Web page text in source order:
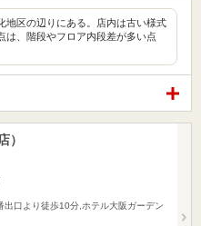
地区の辺りにある。店内は古い様式
は、階段やフロア内段差が多い点
）
出口より徒歩10分,ホテル大阪ガーデン